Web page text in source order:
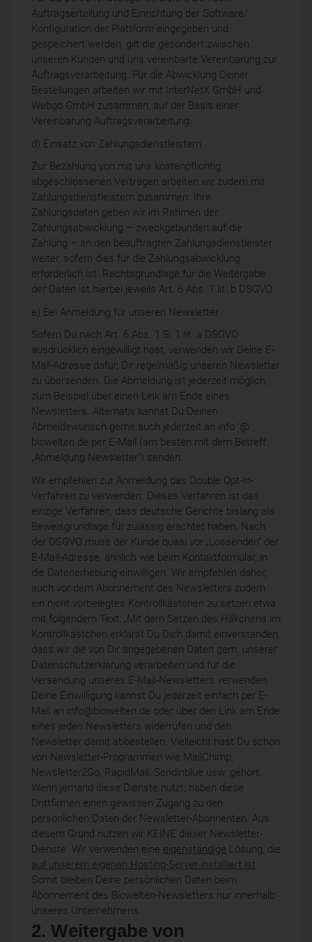
Auftragserteilung und Einrichtung der Software/
Konfiguration der Plattform eingegeben und
gespeichert werden, gilt die gesondert zwischen
unseren Kunden und uns vereinbarte Vereinbarung zur
Auftragsverarbeitung. Für die Abwicklung Deiner
Bestellungen arbeiten wir mit InterNetX GmbH und
Webgo GmbH zusammen, auf der Basis einer
Vereinbarung Auftragsverarbeitung.
d) Einsatz von Zahlungsdienstleistern
Zur Bezahlung von mit uns kostenpflichtig
abgeschlossenen Verträgen arbeiten wir zudem mit
Zahlungsdienstleistern zusammen. Ihre
Zahlungsdaten geben wir im Rahmen der
Zahlungsabwicklung – zweckgebunden auf die
Zahlung – an den beauftragten Zahlungsdienstleister
weiter, sofern dies für die Zahlungsabwicklung
erforderlich ist. Rechtsgrundlage für die Weitergabe
der Daten ist hierbei jeweils Art. 6 Abs. 1 lit. b DSGVO.
e) Bei Anmeldung für unseren Newsletter
Sofern Du nach Art. 6 Abs. 1 S. 1 lit. a DSGVO
ausdrücklich eingewilligt hast, verwenden wir Deine E-
Mail-Adresse dafür, Dir regelmäßig unseren Newsletter
zu übersenden. Die Abmeldung ist jederzeit möglich,
zum Beispiel über einen Link am Ende eines
Newsletters. Alternativ kannst Du Deinen
Abmeldewunsch gerne auch jederzeit an info '@'
biowelten.de per E-Mail (am besten mit dem Betreff:
„Abmeldung Newsletter“) senden.
Wir empfehlen zur Anmeldung das Double Opt-In-
Verfahren zu verwenden. Dieses Verfahren ist das
einzige Verfahren, dass deutsche Gerichte bislang als
Beweisgrundlage für zulässig erachtet haben. Nach
der DSGVO muss der Kunde quasi vor „Lossenden“ der
E-Mail-Adresse, ähnlich wie beim Kontaktformular, in
die Datenerhebung einwilligen. Wir empfehlen daher,
auch vor dem Abonnement des Newsletters zudem
ein nicht vorbelegtes Kontrollkästchen zu setzen etwa
mit folgendem Text: „Mit dem Setzen des Häkchens im
Kontrollkästchen erklärst Du Dich damit einverstanden,
dass wir die von Dir angegebenen Daten gem. unserer
Datenschutzerklärung verarbeiten und für die
Versendung unseres E-Mail-Newsletters verwenden.
Deine Einwilligung kannst Du jederzeit einfach per E-
Mail an info@biowelten.de oder über den Link am Ende
eines jeden Newsletters widerrufen und den
Newsletter damit abbestellen. Vielleicht hast Du schon
von Newsletter-Programmen wie MailChimp,
Newsletter2Go, RapidMail, Sendinblue usw. gehört.
Wenn jemand diese Dienste nutzt, haben diese
Drittfirmen einen gewissen Zugang zu den
persönlichen Daten der Newsletter-Abonnenten. Aus
diesem Grund nutzen wir KEINE dieser Newsletter-
Dienste. Wir verwenden eine eigenständige Lösung, die
auf unserem eigenen Hosting-Server installiert ist.
Somit bleiben Deine persönlichen Daten beim
Abonnement des Biowelten-Newsletters nur innerhalb
unseres Unternehmens.
2. Weitergabe von